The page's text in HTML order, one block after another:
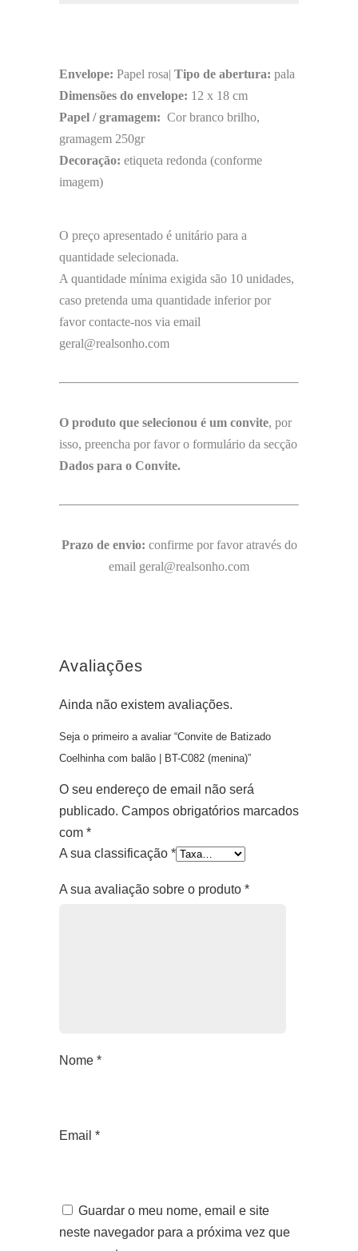
Envelope: Papel rosa| Tipo de abertura: pala
Dimensões do envelope: 12 x 18 cm
Papel / gramagem: Cor branco brilho,
gramagem 250gr
Decoração: etiqueta redonda (conforme
imagem)
O preço apresentado é unitário para a
quantidade selecionada.
A quantidade mínima exigida são 10 unidades,
caso pretenda uma quantidade inferior por
favor contacte-nos via email
geral@realsonho.com
O produto que selecionou é um convite, por
isso, preencha por favor o formulário da secção
Dados para o Convite.
Prazo de envio: confirme por favor através do
email geral@realsonho.com
Avaliações
Ainda não existem avaliações.
Seja o primeiro a avaliar “Convite de Batizado
Coelhinha com balão | BT-C082 (menina)”
O seu endereço de email não será
publicado. Campos obrigatórios marcados
com *
A sua classificação *
A sua avaliação sobre o produto *
Nome *
Email *
Guardar o meu nome, email e site
neste navegador para a próxima vez que